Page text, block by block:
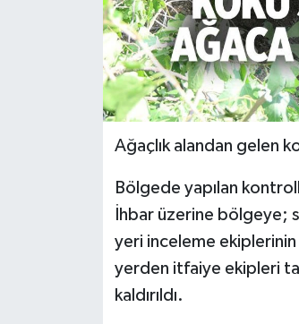
Ağaçlık alandan gelen
Bölgede yapılan
İhbar üzerine bölgeye;
yeri inceleme ekiplerinin
yerden itfaiye ekipleri
kaldırıldı.